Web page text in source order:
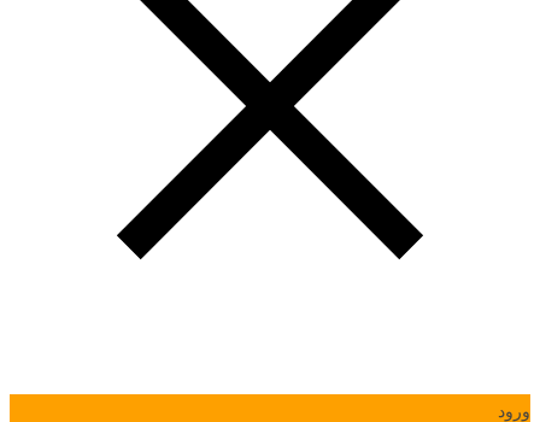
ورود